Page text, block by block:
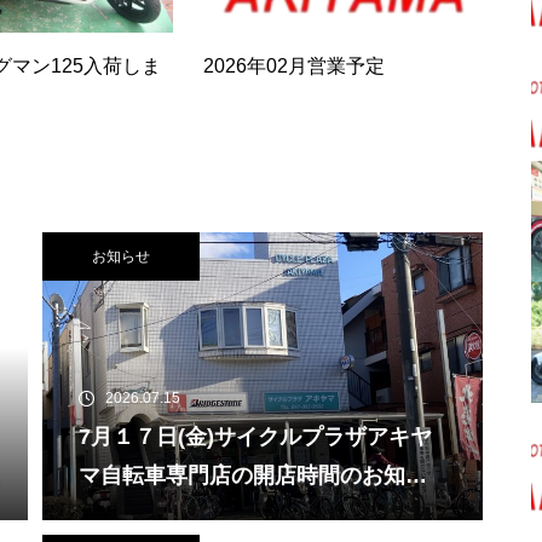
マン125入荷しま 2026年02月営業予定
お知らせ
2026.07.15
7月１７日(金)サイクルプラザアキヤ
マ自転車専門店の開店時間のお知ら
せ